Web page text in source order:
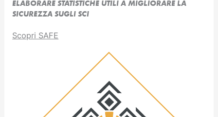
ELABORARE STATISTICHE UTILI A MIGLIORARE LA
SICUREZZA SUGLI SCI
Scopri SAFE